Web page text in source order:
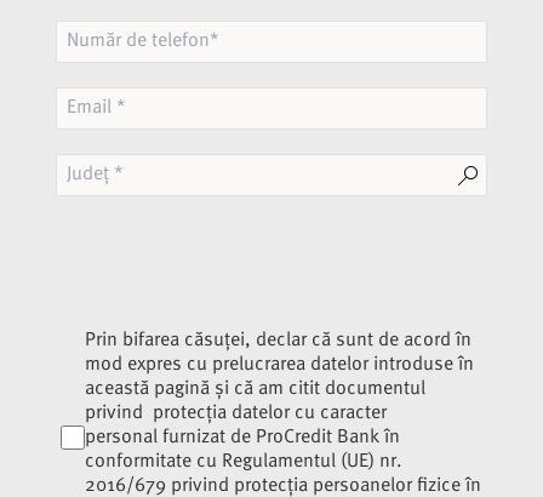
Prin bifarea căsuței, declar că sunt de acord în
mod expres cu prelucrarea datelor introduse în
această pagină și că am citit documentul
privind
protecția datelor cu caracter
personal furnizat de ProCredit Bank în
conformitate cu Regulamentul (UE) nr.
2016/679 privind protecția persoanelor fizice în